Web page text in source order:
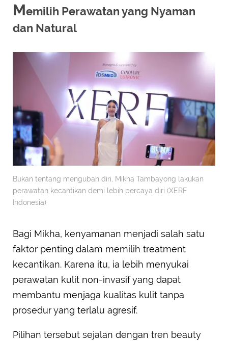
Memilih Perawatan yang Nyaman
dan Natural
Bukan tentang mengubah diri, Mikha Tambayong lakukan
perawatan kecantikan demi lebih percaya diri (XERF
Indonesia)
Bagi Mikha, kenyamanan menjadi salah satu
faktor penting dalam memilih treatment
kecantikan. Karena itu, ia lebih menyukai
perawatan kulit non-invasif yang dapat
membantu menjaga kualitas kulit tanpa
prosedur yang terlalu agresif.
Pilihan tersebut sejalan dengan tren beauty